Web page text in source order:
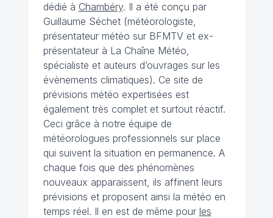
dédié à Chambéry. Il a été conçu par
Guillaume Séchet (météorologiste,
présentateur météo sur BFMTV et ex-
présentateur à La Chaîne Météo,
spécialiste et auteurs d’ouvrages sur les
évènements climatiques). Ce site de
prévisions météo expertisées est
également très complet et surtout réactif.
Ceci grâce à notre équipe de
météorologues professionnels sur place
qui suivent la situation en permanence. A
chaque fois que des phénomènes
nouveaux apparaissent, ils affinent leurs
prévisions et proposent ainsi la météo en
temps réel. Il en est de même pour les